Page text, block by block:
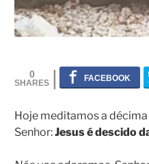
0
Hoje meditamos a
Senhor:Jesus é descido